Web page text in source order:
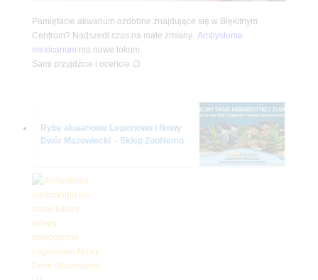
Pamiętacie akwarium ozdobne znajdujące się w Błękitnym
Centrum? Nadszedł czas na małe zmiany. Ambystoma
mexicanum ma nowe lokum.
Sami przyjdźcie i oceńcie 😉
Ryby akwariowe Legionowo i Nowy
Dwór Mazowiecki – Sklep ZooNemo